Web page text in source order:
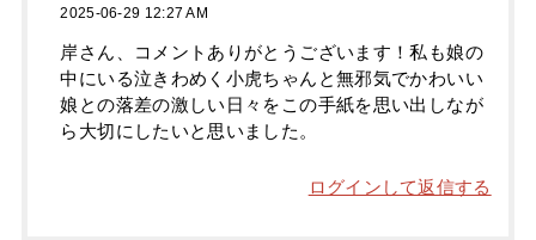
2025-06-29 12:27 AM
岸さん、コメントありがとうございます！私も娘の
中にいる泣きわめく小虎ちゃんと無邪気でかわいい
娘との落差の激しい日々をこの手紙を思い出しなが
ら大切にしたいと思いました。
ログインして返信する